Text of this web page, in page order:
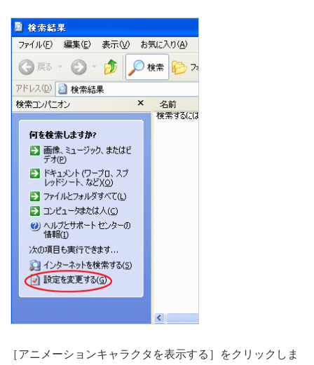
［アニメーションキャラクタを表示する］をクリックしま